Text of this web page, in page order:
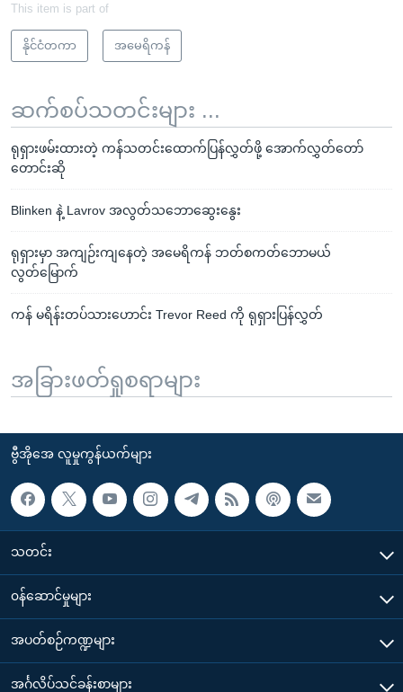
This item is part of
နိုင်ငံတကာ အမေရိကန်
ဆက်စပ်သတင်းများ ...
ရုရှားဖမ်းထားတဲ့ ကန်သတင်းထောက်ပြန်လွှတ်ဖို့ အောက်လွှတ်တော်
တောင်းဆို
Blinken နဲ့ Lavrov အလွတ်သဘောဆွေးနွေး
ရုရှားမှာ အကျဉ်းကျနေတဲ့ အမေရိကန် ဘတ်စကတ်ဘောမယ်
လွတ်မြောက်
ကန် မရိန်းတပ်သားဟောင်း Trevor Reed ကို ရုရှားပြန်လွှတ်
အခြားဖတ်ရှုစရာများ
ဗွီအိုအေ လူမှုကွန်ယက်များ
သတင်း
၀န်ဆောင်မှုများ
အပတ်စဉ်ကဏ္ဍများ
အင်္ဂလိပ်သင်ခန်းစာများ